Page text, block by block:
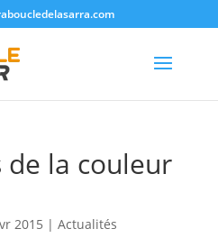
de la couleur
2015 | Actualités